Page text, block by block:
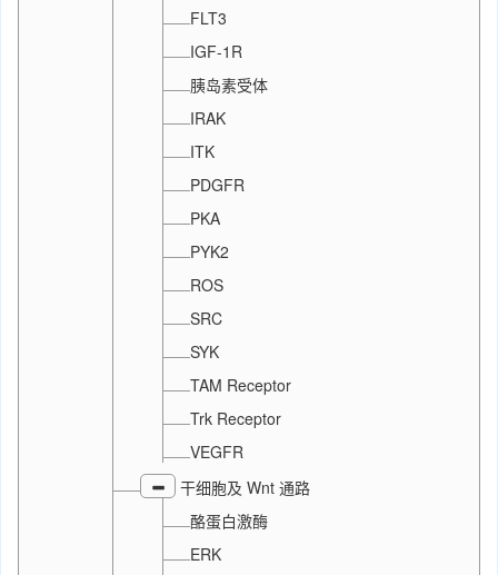
FLT3
IGF-1R
胰岛素受体
IRAK
ITK
PDGFR
PKA
PYK2
ROS
SRC
SYK
TAM Receptor
Trk Receptor
VEGFR
干细胞及 Wnt 通路
酪蛋白激酶
ERK